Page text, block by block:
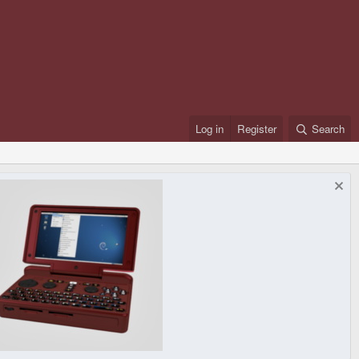
Log in Register Search